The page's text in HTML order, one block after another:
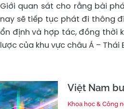
Giới quan sát cho rằng bài
nay sẽ tiếp tục phát đi thông
ổn định và hợp tác, đồng thời
lược của khu vực châu Á – Thái
Việt Nam
Khoa học & Công